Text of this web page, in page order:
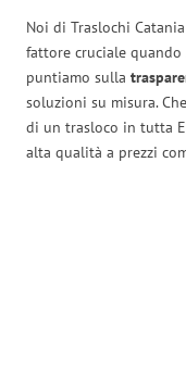
Noi di Traslochi
fattore cruciale
puntiamo sulla
soluzioni su misura.
di un trasloco in tutta
alta qualità a prezzi